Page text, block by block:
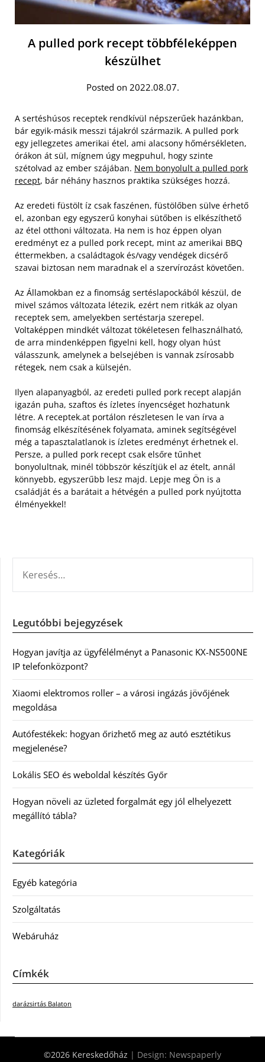
A pulled pork recept többféleképpen
készülhet
Posted on 2022.08.07.
A sertéshúsos receptek rendkívül népszerűek hazánkban,
bár egyik-másik messzi tájakról származik. A pulled pork
egy jellegzetes amerikai étel, ami alacsony hőmérsékleten,
órákon át sül, mígnem úgy megpuhul, hogy szinte
szétolvad az ember szájában. Nem bonyolult a pulled pork
recept, bár néhány hasznos praktika szükséges hozzá.
Az eredeti füstölt íz csak faszénen, füstölőben sülve érhető
el, azonban egy egyszerű konyhai sütőben is elkészíthető
az étel otthoni változata. Ha nem is hoz éppen olyan
eredményt ez a pulled pork recept, mint az amerikai BBQ
éttermekben, a családtagok és/vagy vendégek dicsérő
szavai biztosan nem maradnak el a szervírozást követően.
Az Államokban ez a finomság sertéslapockából készül, de
mivel számos változata létezik, ezért nem ritkák az olyan
receptek sem, amelyekben sertéstarja szerepel.
Voltaképpen mindkét változat tökéletesen felhasználható,
de arra mindenképpen figyelni kell, hogy olyan húst
válasszunk, amelynek a belsejében is vannak zsírosabb
rétegek, nem csak a külsején.
Ilyen alapanyagból, az eredeti pulled pork recept alapján
igazán puha, szaftos és ízletes ínyencséget hozhatunk
létre. A receptek.at portálon részletesen le van írva a
finomság elkészítésének folyamata, aminek segítségével
még a tapasztalatlanok is ízletes eredményt érhetnek el.
Persze, a pulled pork recept csak elsőre tűnhet
bonyolultnak, minél többször készítjük el az ételt, annál
könnyebb, egyszerűbb lesz majd. Lepje meg Ön is a
családját és a barátait a hétvégén a pulled pork nyújtotta
élményekkel!
Legutóbbi bejegyzések
Hogyan javítja az ügyfélélményt a Panasonic KX-NS500NE
IP telefonközpont?
Xiaomi elektromos roller – a városi ingázás jövőjének
megoldása
Autófestékek: hogyan őrizhető meg az autó esztétikus
megjelenése?
Lokális SEO és weboldal készítés Győr
Hogyan növeli az üzleted forgalmát egy jól elhelyezett
megállító tábla?
Kategóriák
Egyéb kategória
Szolgáltatás
Webáruház
Címkék
darázsirtás Balaton
©2026 Kereskedőház | Design: Newspaperly